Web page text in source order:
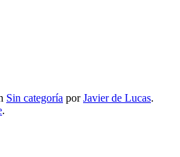
Sin categoría porJavier de Lucas.
.